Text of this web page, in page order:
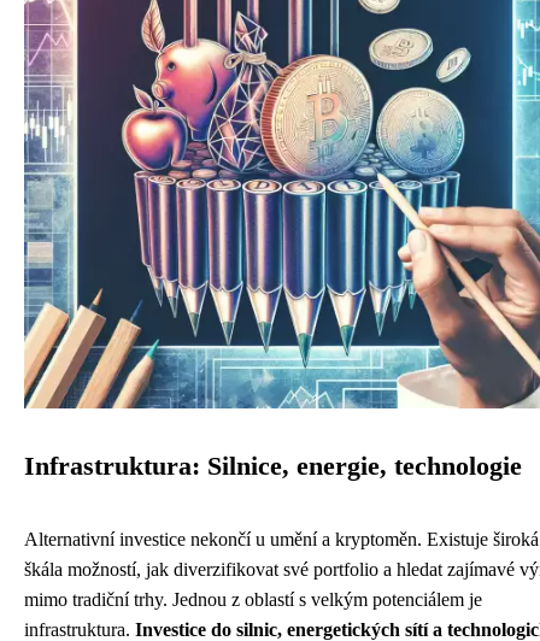
Infrastruktura: Silnice, energie, technologie
Alternativní investice nekončí u umění a kryptoměn. Existuje široká
škála možností, jak diverzifikovat své portfolio a hledat zajímavé
mimo tradiční trhy. Jednou z oblastí s velkým potenciálem je
infrastruktura. Investice do silnic, energetických sítí a